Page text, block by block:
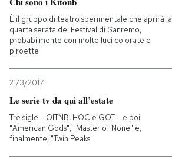
È il gruppo di teatro sperimentale che aprirà la
quarta serata del Festival di Sanremo,
probabilmente con molte luci colorate e
piroette
21/3/2017
Le serie tv da qui all’estate
Tre sigle – OITNB, HOC e GOT – e poi
"American Gods", "Master of None" e,
finalmente, "Twin Peaks"